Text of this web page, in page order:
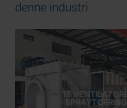
denne industri
18